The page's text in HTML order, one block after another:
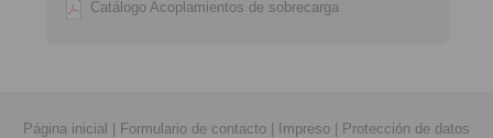
Catálogo Acoplamientos de sobrecarga
Página inicial Formulario de contacto Impreso
Protección de datos